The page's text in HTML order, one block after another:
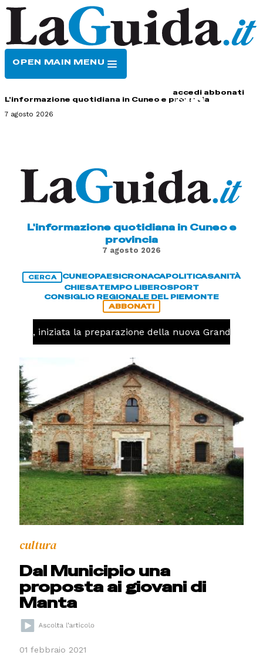
OPEN MAIN MENU
accedi abbonati
L'informazione quotidiana in Cuneo e provincia
7 agosto 2026
L'informazione quotidiana in Cuneo e
provincia
7 agosto 2026
CERCA CUNEOPAESICRONACAPOLITICASANITÀ
CHIESATEMPO LIBEROSPORT
CONSIGLIO REGIONALE DEL PIEMONTE
ABBONATI
iniziata la preparazione della nuova Granda Volley
cultura
Dal Municipio una
proposta ai giovani di
Manta
01 febbraio 2021